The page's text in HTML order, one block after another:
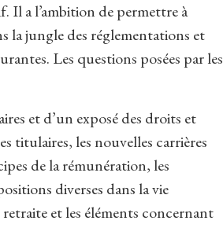
Il a l’ambition de permettre à
la jungle des réglementations et
Les questions posées par les
et d’un exposé des droits et
titulaires, les nouvelles carrières
de la rémunération, les
diverses dans la vie
et les éléments concernant